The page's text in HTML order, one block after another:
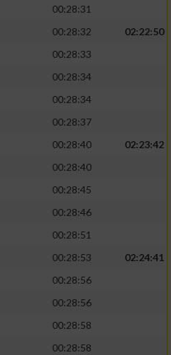
00:28:31
00:28:32
02:22:50
00:28:33
00:28:34
00:28:34
00:28:37
00:28:40
02:23:42
00:28:40
00:28:45
00:28:46
00:28:51
00:28:53
02:24:41
00:28:56
00:28:56
00:28:58
00:28:58